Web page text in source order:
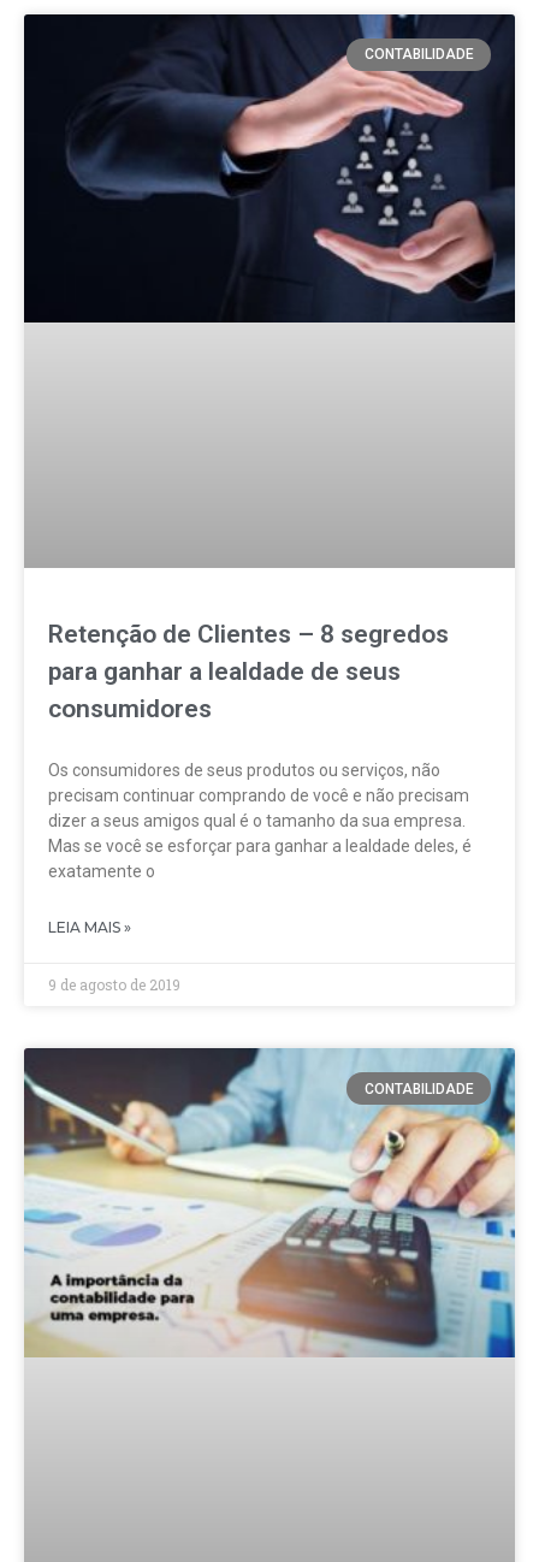
CONTABILIDADE
Retenção de Clientes – 8 segredos
para ganhar a lealdade de seus
consumidores
Os consumidores de seus produtos ou serviços, não
precisam continuar comprando de você e não precisam
dizer a seus amigos qual é o tamanho da sua empresa.
Mas se você se esforçar para ganhar a lealdade deles, é
exatamente o
LEIA MAIS »
9 de agosto de 2019
CONTABILIDADE